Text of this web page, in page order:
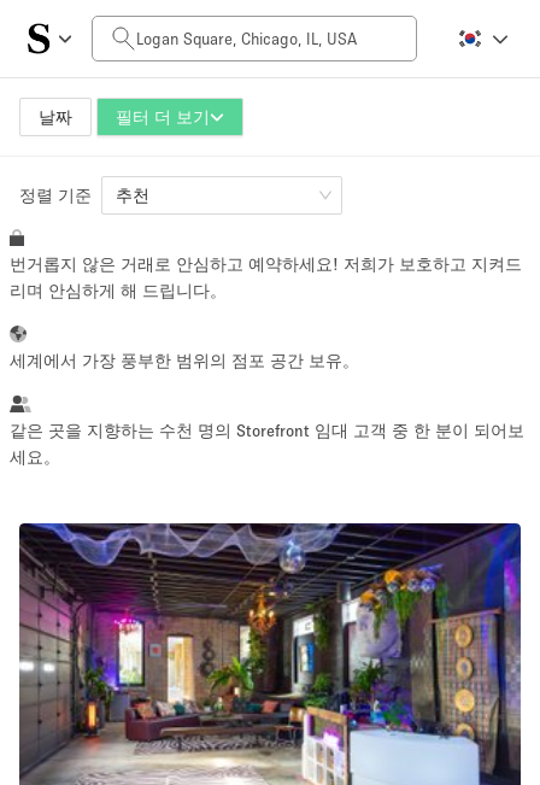
날짜 필터 더 보기
일일 비용
$0
공간 크기
100 sq ft 5000+ sq ft
~ 13 명
Photo
Shooting
Conference Meeting Office Shop Share
공간 유형
정렬 기준 추천
번거롭지 않은 거래로 안심하고 예약하세요! 저희가 보호하고 지켜드
리며 안심하게 해 드립니다。
세계에서 가장 풍부한 범위의 점포 공간 보유。
같은 곳을 지향하는 수천 명의 Storefront 임대 고객 중 한 분이 되어보
세요。